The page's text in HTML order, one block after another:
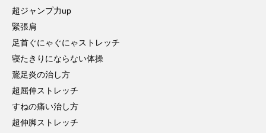
超ジャンプ力up
緊張肩
足首ぐにゃぐにゃストレッチ
寝たきりにならない体操
鵞足炎の治し方
超屈伸ストレッチ
すねの痛い治し方
超伸脚ストレッチ